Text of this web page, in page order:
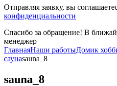
Отправляя заявку, вы
конфиденциальности
Спасибо за обращение! В
менеджер
ГлавнаяНаши работыДомик
саунаsauna_8
sauna_8